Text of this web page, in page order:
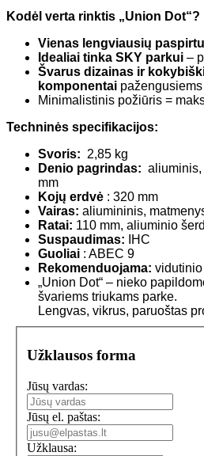
Kodėl verta rinktis „Union Dot“?
Vienas lengviausių
Idealiai tinka SKY parkui –
Švarus dizainas ir
komponentai pažengusiems
Minimalistinis požiūris =
Techninės specifikacijos:
Svoris: 2,85 kg
Denio pagrindas: aliuminis,
mm
Kojų erdvė : 320 mm
Vairas: aliumininis,
Ratai: 110 mm, aliuminio
Suspaudimas: IHC
Guoliai : ABEC 9
Rekomenduojama:
„Union Dot“ – nieko
švariems triukams parke.
Lengvas, vikrus, paruoštas
Užklausos forma
Jūsų vardas:
Jūsų el. paštas:
Užklausa: